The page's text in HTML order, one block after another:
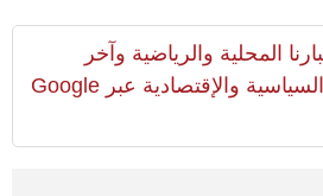
المحلية والرياضية وآخر
المستجدات السياسية والإقتصادية عبر Google